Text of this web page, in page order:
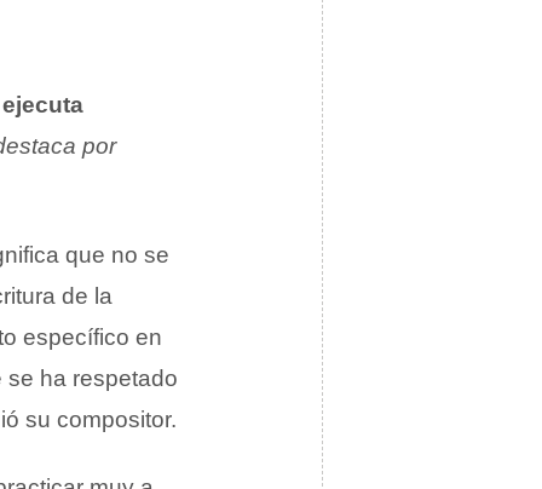
por
que no se
de la
específico en
ha respetado
su compositor.